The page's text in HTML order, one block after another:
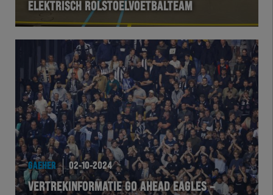
Team Zwart Wit
Futsal
eSports
Academie
ELEKTRISCH ROLSTOELVOETBALTEAM
GAEHER 02-10-2024
VERTREKINFORMATIE GO AHEAD EAGLES –